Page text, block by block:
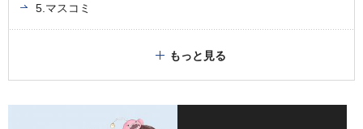
5.マスコミ
もっと見る